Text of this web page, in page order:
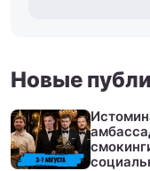
Новые